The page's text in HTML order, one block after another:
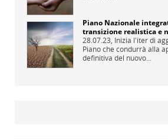
Piano Nazionale
transizione realistica e
28.07.23, Inizia l'iter di
Piano che condurrà alla
definitiva del nuovo...